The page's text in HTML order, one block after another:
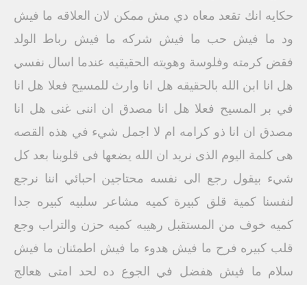
حكايه انك تقعد معاه دي مش ممكن لان العلاقه ما فيش
ود ما فيش حب ما فيش شركه ما فيش رباط الولد
فقض كرمته وفلوسة وهويته الحقيقيه عندما اسال نفسي
هل انا ابن الله بالحقيقه هل انا وارث للمسيح فعلا هل انا
في بر المسيح فعلا هل انا مصدق ان اننى غنى هل انا
مصدق ان انا ذو كرامه ام لا اجمل شيء في هذه القصه
هى كلمة اليوم الذى نريد ان الله يضعها فى قلوبنا بعد كل
شيء بيقول رجع الى نفسه محتاجين احبائي اننا نرجع
لنفسنا كمية قلق كبيرة كميه مشاعر سلبيه كبيره جدا
كميه خوف من المستقبل رهيبه كميه حزن والتراب وجع
قلب كبيره فرح ما فيش هدوء ما فيش اطمئنان ما فيش
سلام ما فيش هفضل في الجوع ده لحد امتى هعالج